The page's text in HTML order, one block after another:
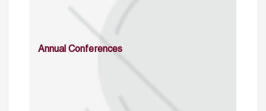
Annual Conferences